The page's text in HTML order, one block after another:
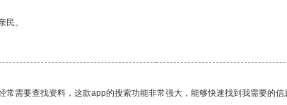
民。
需要查找资料，这款app的搜索功能非常强大，能够快速找到我需要的信